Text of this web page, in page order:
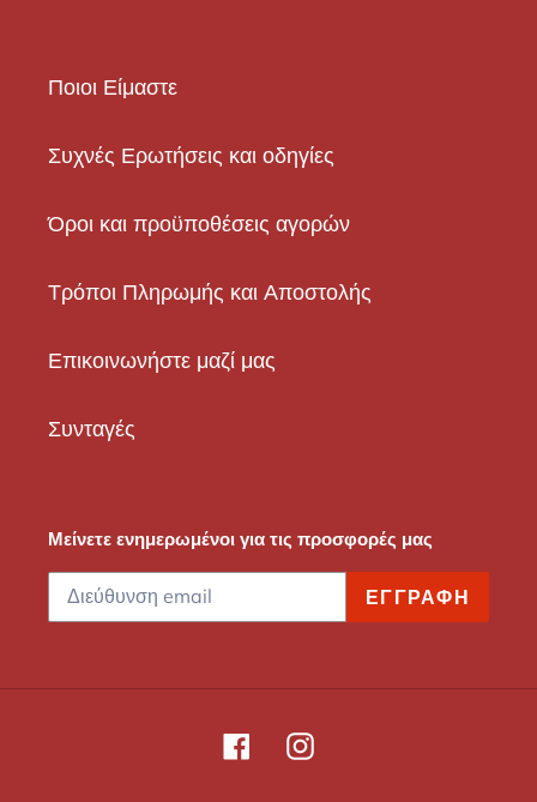
Ποιοι Είμαστε
Συχνές Ερωτήσεις και οδηγίες
Όροι και προϋποθέσεις αγορών
Τρόποι Πληρωμής και Αποστολής
Επικοινωνήστε μαζί μας
Συνταγές
Μείνετε ενημερωμένοι για τις προσφορές μας
ΕΓΓΡΑΦΉ
FacebookInstagram